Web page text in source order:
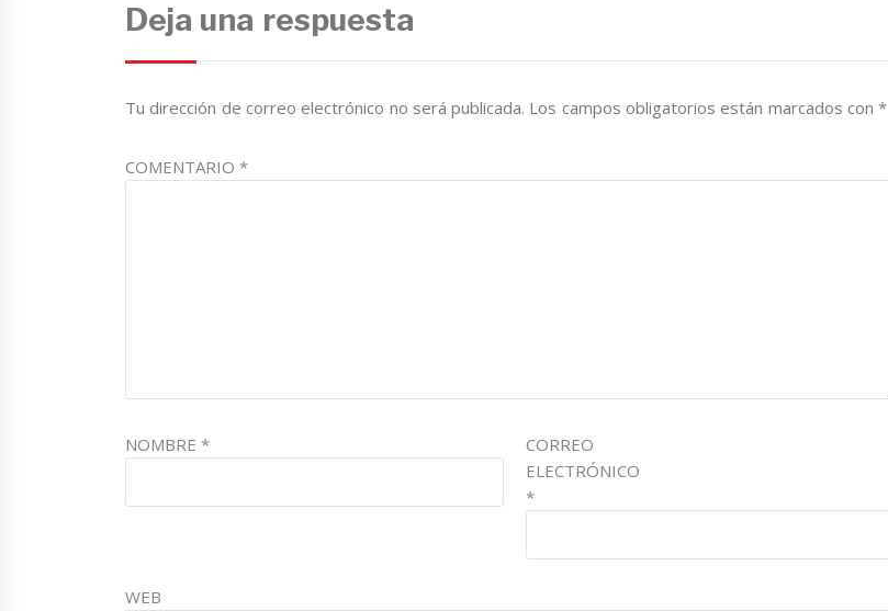
Deja una respuesta
Tu dirección de correo electrónico no será publicada. Los campos obligatorios están marcados con*
COMENTARIO*
NOMBRE*
CORREO
ELECTRÓNICO
*
WEB